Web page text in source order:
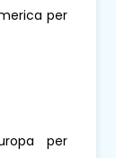
per
per